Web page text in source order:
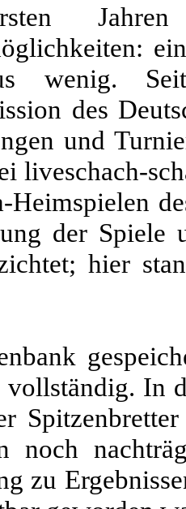
wenig.
des
und
liveschach-
Heimspielen
der Spiele
hier
vollständig. In
noch
zu